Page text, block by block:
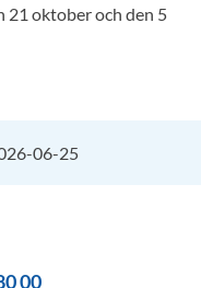
21 oktober och den 5
06-25
00